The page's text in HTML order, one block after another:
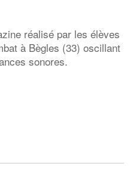
réalisé par les élèves
à Bègles (33) oscillant
sonores.